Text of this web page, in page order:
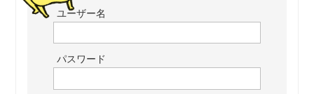
ペ
ユーザー名
パスワード